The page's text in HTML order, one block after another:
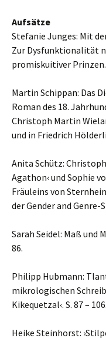
Aufsätze
Stefanie Junges: Mit
Zur Dysfunktionalität
promiskuitiver Prinzen.
Martin Schippan: Das
Roman des 18.
Christoph Martin
und in Friedrich
Anita Schütz:
Agathon‹ und Sophie
Fräuleins von
der Gender and Genre-
Sarah Seidel: Maß und
86.
Philipp Hubmann:
mikrologischen
Kikequetzal‹. S. 87 – 106.
Heike Steinhorst: